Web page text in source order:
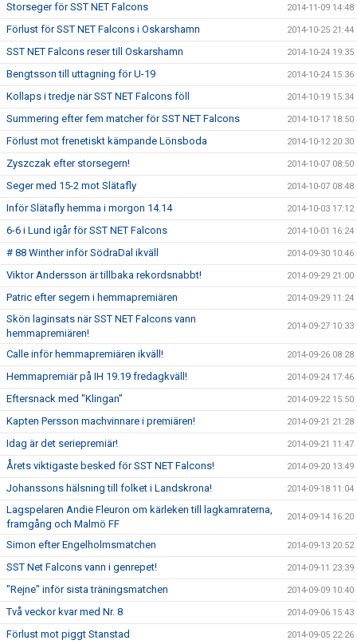
Storseger för SST NET Falcons 2014-11-09 14:48
Förlust för SST NET Falcons i Oskarshamn 2014-10-25 21:44
SST NET Falcons reser till Oskarshamn 2014-10-24 19:35
Bengtsson till uttagning för U-19 2014-10-24 15:36
Kollaps i tredje när SST NET Falcons föll 2014-10-19 15:34
Summering efter fem matcher för SST NET Falcons 2014-10-17 18:50
Förlust mot frenetiskt kämpande Lönsboda 2014-10-12 20:30
Zyszczak efter storsegern! 2014-10-07 08:50
Seger med 15-2 mot Slätafly 2014-10-07 08:48
Inför Slätafly hemma i morgon 14.14 2014-10-03 17:12
6-6 i Lund igår för SST NET Falcons 2014-10-01 16:24
# 88 Winther inför SödraDal ikväll 2014-09-30 10:46
Viktor Andersson är tillbaka rekordsnabbt! 2014-09-29 21:00
Patric efter segern i hemmapremiären 2014-09-29 11:24
Skön laginsats när SST NET Falcons vann
hemmapremiären!
2014-09-27 10:33
Calle inför hemmapremiären ikväll! 2014-09-26 08:28
Hemmapremiär på IH 19.19 fredagkväll! 2014-09-24 17:46
Eftersnack med "Klingan" 2014-09-22 15:50
Kapten Persson machvinnare i premiären! 2014-09-21 21:28
Idag är det seriepremiär! 2014-09-21 11:47
Årets viktigaste besked för SST NET Falcons! 2014-09-20 13:49
Johanssons hälsning till folket i Landskrona! 2014-09-18 11:04
Lagspelaren Andie Fleuron om kärleken till lagkamraterna,
framgång och Malmö FF
2014-09-14 16:20
Simon efter Engelholmsmatchen 2014-09-13 20:52
SST Net Falcons vann i genrepet! 2014-09-11 23:39
"Rejne" inför sista träningsmatchen 2014-09-09 10:40
Två veckor kvar med Nr. 8 2014-09-06 15:43
Förlust mot piggt Stanstad 2014-09-05 22:26